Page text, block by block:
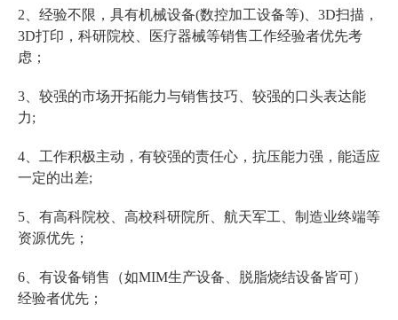
2、经验不限，具有机械设备(数控加工设备等)、3D扫描，
3D打印，科研院校、医疗器械等销售工作经验者优先考
虑；
3、较强的市场开拓能力与销售技巧、较强的口头表达能
力;
4、工作积极主动，有较强的责任心，抗压能力强，能适应
一定的出差;
5、有高科院校、高校科研院所、航天军工、制造业终端等
资源优先；
6、有设备销售（如MIM生产设备、脱脂烧结设备皆可）
经验者优先；